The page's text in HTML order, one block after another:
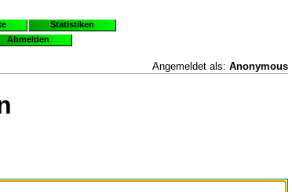
Statistiken
Abmelden
Angemeldet als: Anonymous